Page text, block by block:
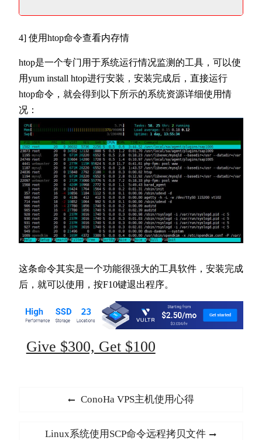
4] 使用htop命令查看内存情
htop是一个专门用于系统运行情况监测的工具，可以使
用yum install htop进行安装，安装完成后，直接运行
htop命令，就会得到以下所示的系统资源详细使用情
况：
这条命令其实是一个功能很强大的工具软件，安装完成
后，就可以使用，按F10键退出程序。
Give $300, Get $100
Previous
ConoHa VPS主机使用心得
Next
Linux系统使用SCP命令远程拷贝文件